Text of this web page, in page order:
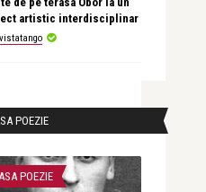
artistic interdisciplinar
POEZIE
POEZIE